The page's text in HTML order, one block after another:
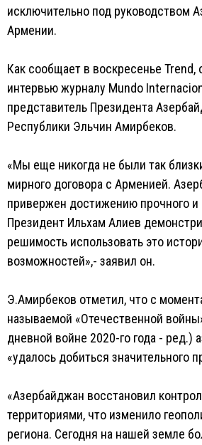
исключительно под руководством
Армении.
Как сообщает в воскресенье Trend,
интервью журналу Mundo
представитель Президента
Республики Эльчин Амирбеков.
«Мы еще никогда не были так
мирного договора с Арменией.
привержен достижению прочного и
Президент Ильхам Алиев
решимость использовать это
возможностей»,- заявил он.
Э.Амирбеков отметил, что с
называемой «Отечественной
дневной войне 2020-го года - ред.)
«удалось добиться значительного
«Азербайджан восстановил
территориями, что изменило
региона. Сегодня на нашей земле